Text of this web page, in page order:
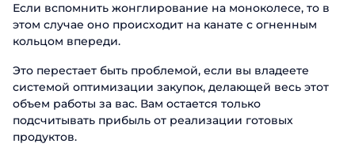
Если вспомнить жонглирование на моноколесе, то в
этом случае оно происходит на канате с огненным
кольцом впереди.
Это перестает быть проблемой, если вы владеете
системой оптимизации закупок, делающей весь этот
объем работы за вас. Вам остается только
подсчитывать прибыль от реализации готовых
продуктов.